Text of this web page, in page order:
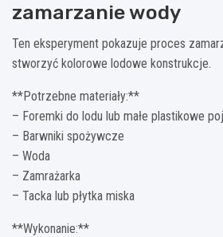
zamarzanie wody
Ten eksperyment pokazuje proces
stworzyć kolorowe lodowe konstrukcje.
**Potrzebne materiały:**
– Foremki do lodu lub małe plastikowe
– Barwniki spożywcze
– Woda
– Zamrażarka
– Tacka lub płytka miska
**Wykonanie:**